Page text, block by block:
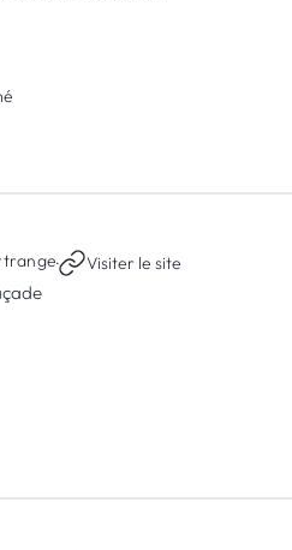
· Visiter le site